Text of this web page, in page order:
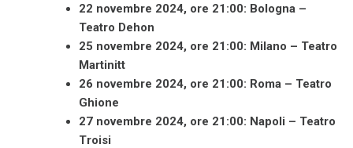
22 novembre 2024, ore 21:00: Bologna –
Teatro Dehon
25 novembre 2024, ore 21:00: Milano – Teatro
Martinitt
26 novembre 2024, ore 21:00: Roma – Teatro
Ghione
27 novembre 2024, ore 21:00: Napoli – Teatro
Troisi